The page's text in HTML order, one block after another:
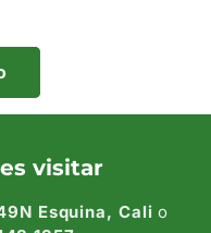
visitar
Esquina, Cali o